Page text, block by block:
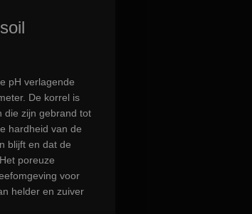
pH verlagende
De korrel is
die zijn gebrand tot
hardheid van de
blijft en dat de
poreuze
voor
helder en zuiver